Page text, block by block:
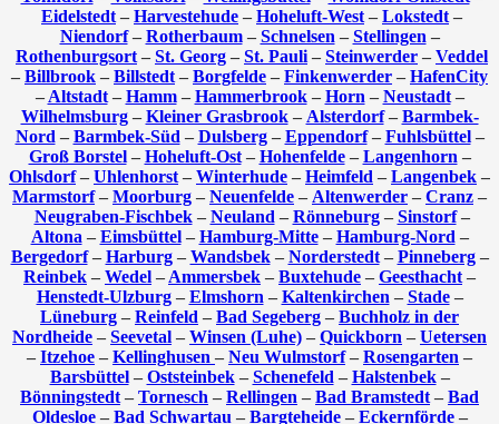
Eidelstedt – Harvestehude – Hoheluft-West – Lokstedt –
Niendorf– Rotherbaum– Schnelsen – Stellingen –
Rothenburgsort – St. Georg – St. Pauli – Steinwerder – Veddel
– Billbrook – Billstedt – Borgfelde – Finkenwerder – HafenCity
– Altstadt– Hamm– Hammerbrook– Horn – Neustadt–
Wilhelmsburg– Kleiner Grasbrook– Alsterdorf– Barmbek-
Nord – Barmbek-Süd – Dulsberg– Eppendorf– Fuhlsbüttel–
Groß Borstel– Hoheluft-Ost– Hohenfelde– Langenhorn –
Ohlsdorf– Uhlenhorst – Winterhude – Heimfeld – Langenbek –
Marmstorf– Moorburg – Neuenfelde – Altenwerder – Cranz –
Neugraben-Fischbek– Neuland – Rönneburg– Sinstorf–
Altona – Eimsbüttel– Hamburg-Mitte– Hamburg-Nord –
Bergedorf– Harburg– Wandsbek– Norderstedt– Pinneberg–
Reinbek – Wedel – Ammersbek – Buxtehude – Geesthacht –
Henstedt-Ulzburg– Elmshorn – Kaltenkirchen – Stade–
Lüneburg – Reinfeld – Bad Segeberg – Buchholz in der
Nordheide – Seevetal – Winsen (Luhe) – Quickborn – Uetersen
– Itzehoe – Kellinghusen – Neu Wulmstorf– Rosengarten –
Barsbüttel– Oststeinbek– Schenefeld – Halstenbek–
Bönningstedt – Tornesch – Rellingen – Bad Bramstedt – Bad
Oldesloe– Bad Schwartau – Bargteheide– Eckernförde–